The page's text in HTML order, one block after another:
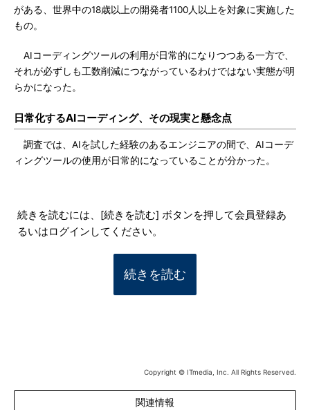
がある、世界中の18歳以上の開発者1100人以上を対象に実施した
もの。
AIコーディングツールの利用が日常的になりつつある一方で、
それが必ずしも工数削減につながっているわけではない実態が明
らかになった。
日常化するAIコーディング、その現実と懸念点
調査では、AIを試した経験のあるエンジニアの間で、AIコーデ
ィングツールの使用が日常的になっていることが分かった。
続きを読むには、[続きを読む] ボタンを押して会員登録あ
るいはログインしてください。
続きを読む
Copyright © ITmedia, Inc. All Rights Reserved.
関連情報